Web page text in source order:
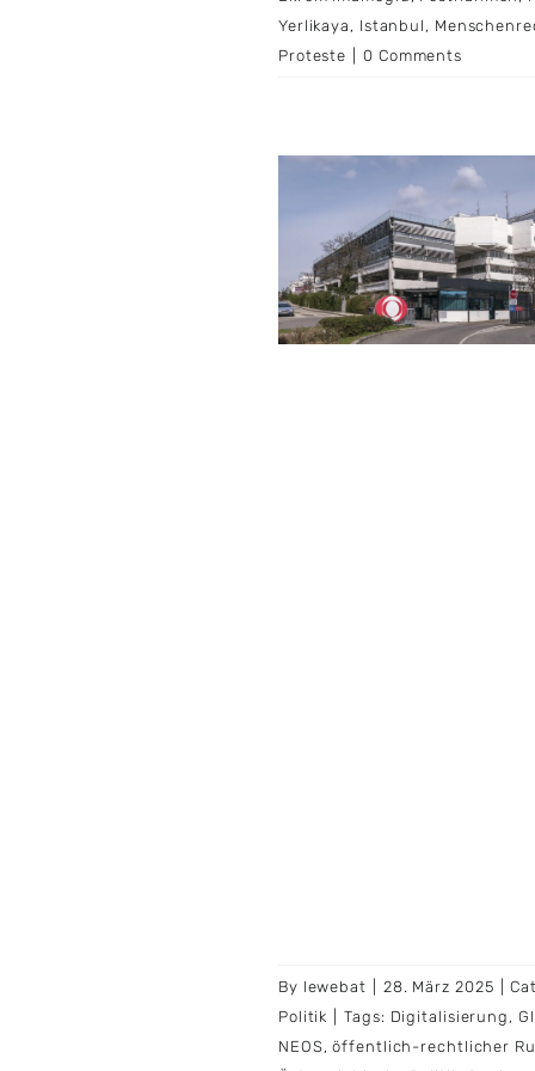
Yerlikaya , Istanbul ,
Proteste
0 Comments
By lewebat 28. März 2025
Politik
Tags: Digitalisierung ,
NEOS,öffentlich-rechtlicher